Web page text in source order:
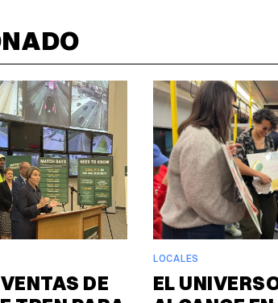
DE
LOCALES
EL